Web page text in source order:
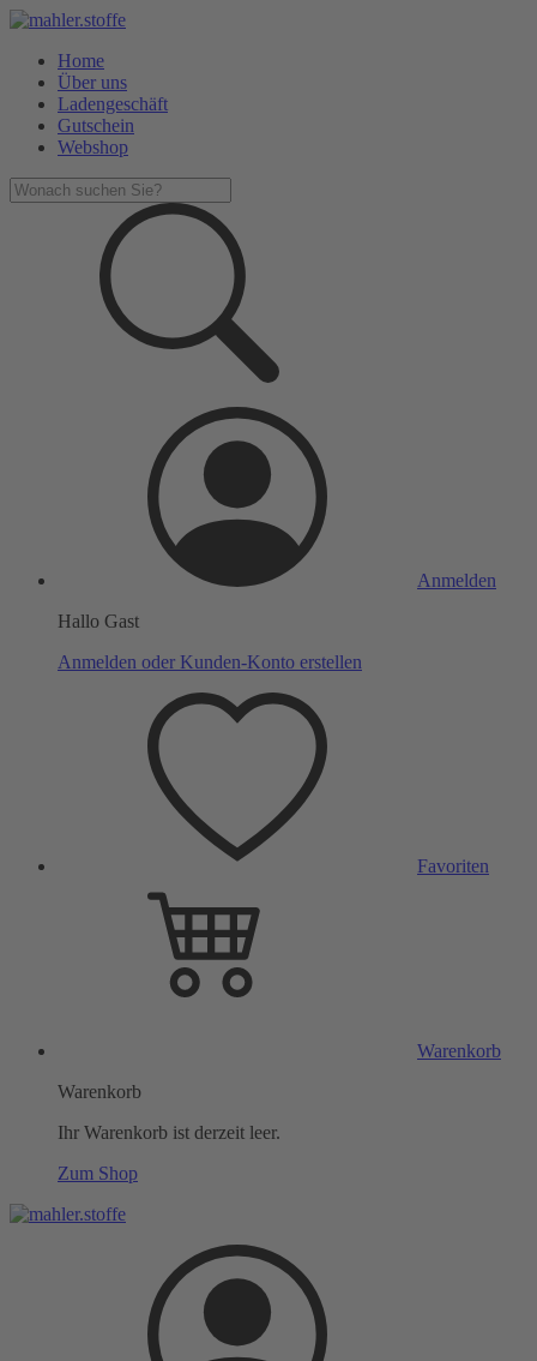
Home
Über uns
Ladengeschäft
Gutschein
Webshop
Anmelden
Hallo Gast
Anmelden oder Kunden-Konto erstellen
Favoriten
Warenkorb
Warenkorb
Ihr Warenkorb ist derzeit leer.
Zum Shop